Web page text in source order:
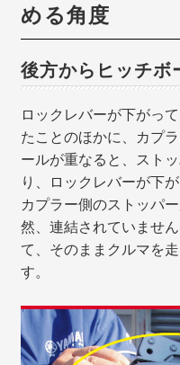
める角度
後方からヒッチボ
ロックレバーが下がっ
たことのほかに、カプ
ールが重なると、スト
り、ロックレバーが下
カプラー側のストッパ
然、連結されていませ
て、そのままクルマを
す。